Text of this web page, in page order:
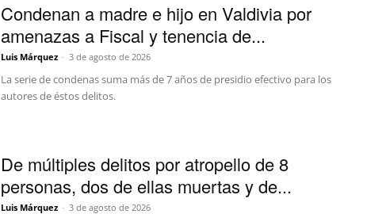
Condenan a madre e hijo en Valdivia por
amenazas a Fiscal y tenencia de...
Luis Márquez - 3 de agosto de 2026
La serie de condenas suma más de 7 años de presidio efectivo para los
autores de éstos delitos.
De múltiples delitos por atropello de 8
personas, dos de ellas muertas y de...
Luis Márquez - 3 de agosto de 2026